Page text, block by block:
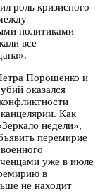
роль кризисного
политиками
все
Порошенко и
оказался
Как
недели»,
перемирие
уже в июле
в
не находит